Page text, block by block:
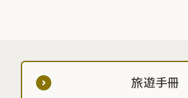
旅遊手冊